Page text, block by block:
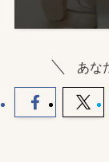
あな